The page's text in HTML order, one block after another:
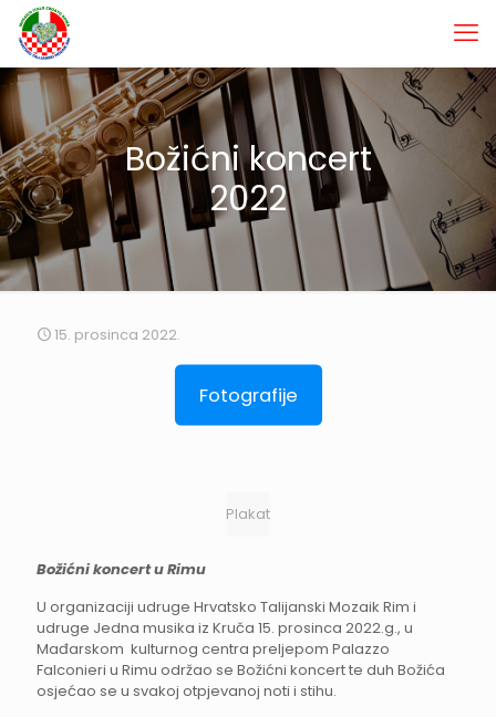
Božićni koncert
2022
15. prosinca 2022.
Fotografije
Plakat
Božićni koncert u Rimu
U organizaciji udruge Hrvatsko Talijanski Mozaik Rim i
udruge Jedna musika iz Kruča 15. prosinca 2022.g., u
Mađarskom kulturnog centra preljepom Palazzo
Falconieri u Rimu održao se Božićni koncert te duh Božića
osjećao se u svakoj otpjevanoj noti i stihu.